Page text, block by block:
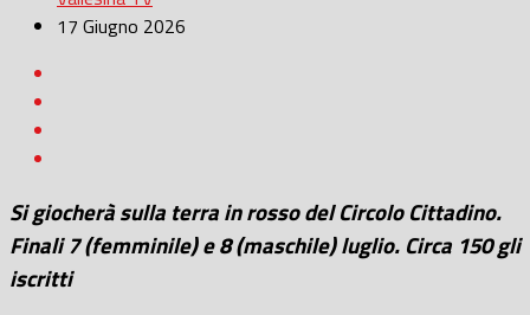
17 Giugno 2026
Si giocherà sulla terra in rosso del Circolo Cittadino.
Finali 7 (femminile) e 8 (maschile) luglio. Circa 150 gli
iscritti